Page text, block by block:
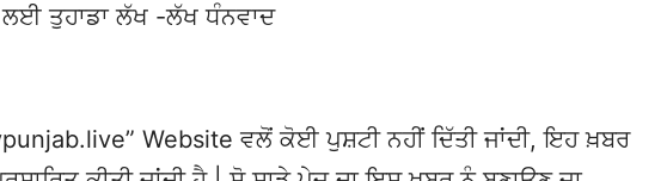
ਲਈ ਤੁਹਾਡਾ ਲੱਖ -ਲੱਖ ਧੰਨਵਾਦ
Website ਵਲੋਂ ਕੋਈ ਪੁਸ਼ਟੀ ਨਹੀਂ ਦਿੱਤੀ ਜਾਂਦੀ, ਇਹ ਖ਼ਬਰ